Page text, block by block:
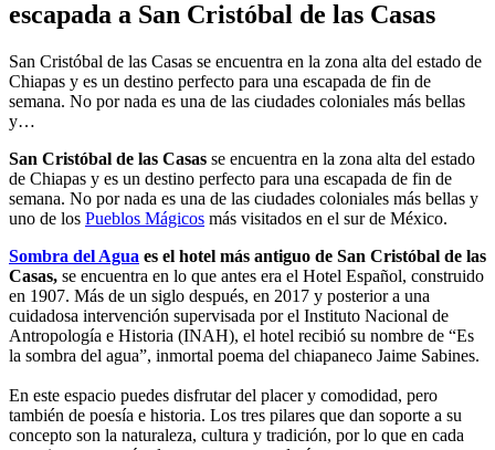
escapada a San Cristóbal de las Casas
San Cristóbal de las Casas se encuentra en la zona alta del estado de
Chiapas y es un destino perfecto para una escapada de fin de
semana. No por nada es una de las ciudades coloniales más bellas
y…
San Cristóbal de las Casas se encuentra en la zona alta del estado
de Chiapas y es un destino perfecto para una escapada de fin de
semana. No por nada es una de las ciudades coloniales más bellas y
uno de los Pueblos Mágicos más visitados en el sur de México.
Sombra del Agua es el hotel más antiguo de San Cristóbal de las
Casas, se encuentra en lo que antes era el Hotel Español, construido
en 1907. Más de un siglo después, en 2017 y posterior a una
cuidadosa intervención supervisada por el Instituto Nacional de
Antropología e Historia (INAH), el hotel recibió su nombre de “Es
la sombra del agua”, inmortal poema del chiapaneco Jaime Sabines.
En este espacio puedes disfrutar del placer y comodidad, pero
también de poesía e historia. Los tres pilares que dan soporte a su
concepto son la naturaleza, cultura y tradición, por lo que en cada